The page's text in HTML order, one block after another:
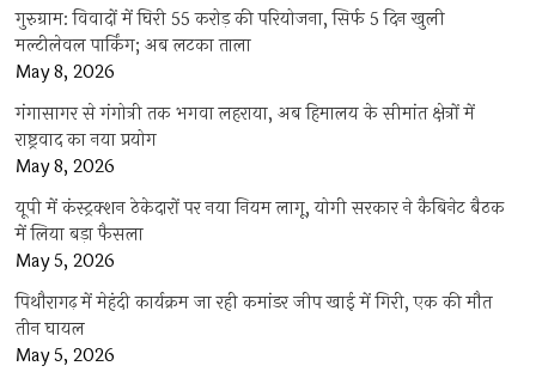
गुरुग्राम: विवादों में घिरी 55 करोड़ की परियोजना, सिर्फ 5 दिन खुली
मल्टीलेवल पार्किंग; अब लटका ताला
May 8, 2026
गंगासागर से गंगोत्री तक भगवा लहराया, अब हिमालय के सीमांत क्षेत्रों में
राष्ट्रवाद का नया प्रयोग
May 8, 2026
यूपी में कंस्ट्रक्शन ठेकेदारों पर नया नियम लागू, योगी सरकार ने कैबिनेट बैठक
में लिया बड़ा फैसला
May 5, 2026
पिथौरागढ़ में मेहंदी कार्यक्रम जा रही कमांडर जीप खाई में गिरी, एक की मौत
तीन घायल
May 5, 2026